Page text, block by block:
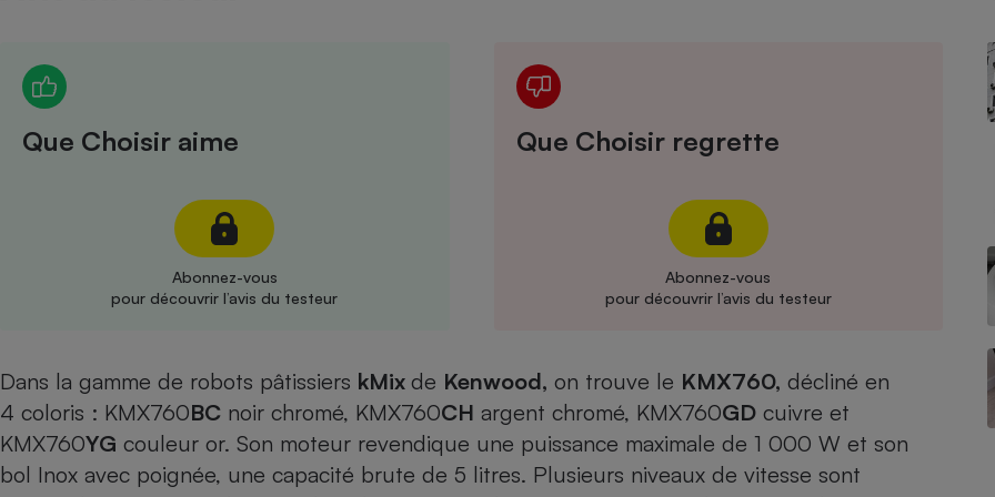
Que Choisir aime
Abonnez-vous
pour découvrir l’avis du testeur
Que Choisir regrette
Abonnez-vous
pour découvrir l’avis du testeur
Dans la gamme de robots pâtissiers kMix de Kenwood, on trouve le KMX760, décliné en
4 coloris : KMX760BC noir chromé, KMX760CH argent chromé, KMX760GD cuivre et
KMX760YG couleur or. Son moteur revendique une puissance maximale de 1 000 W et son
bol Inox avec poignée, une capacité brute de 5 litres. Plusieurs niveaux de vitesse sont
Ventilateur
Lessive